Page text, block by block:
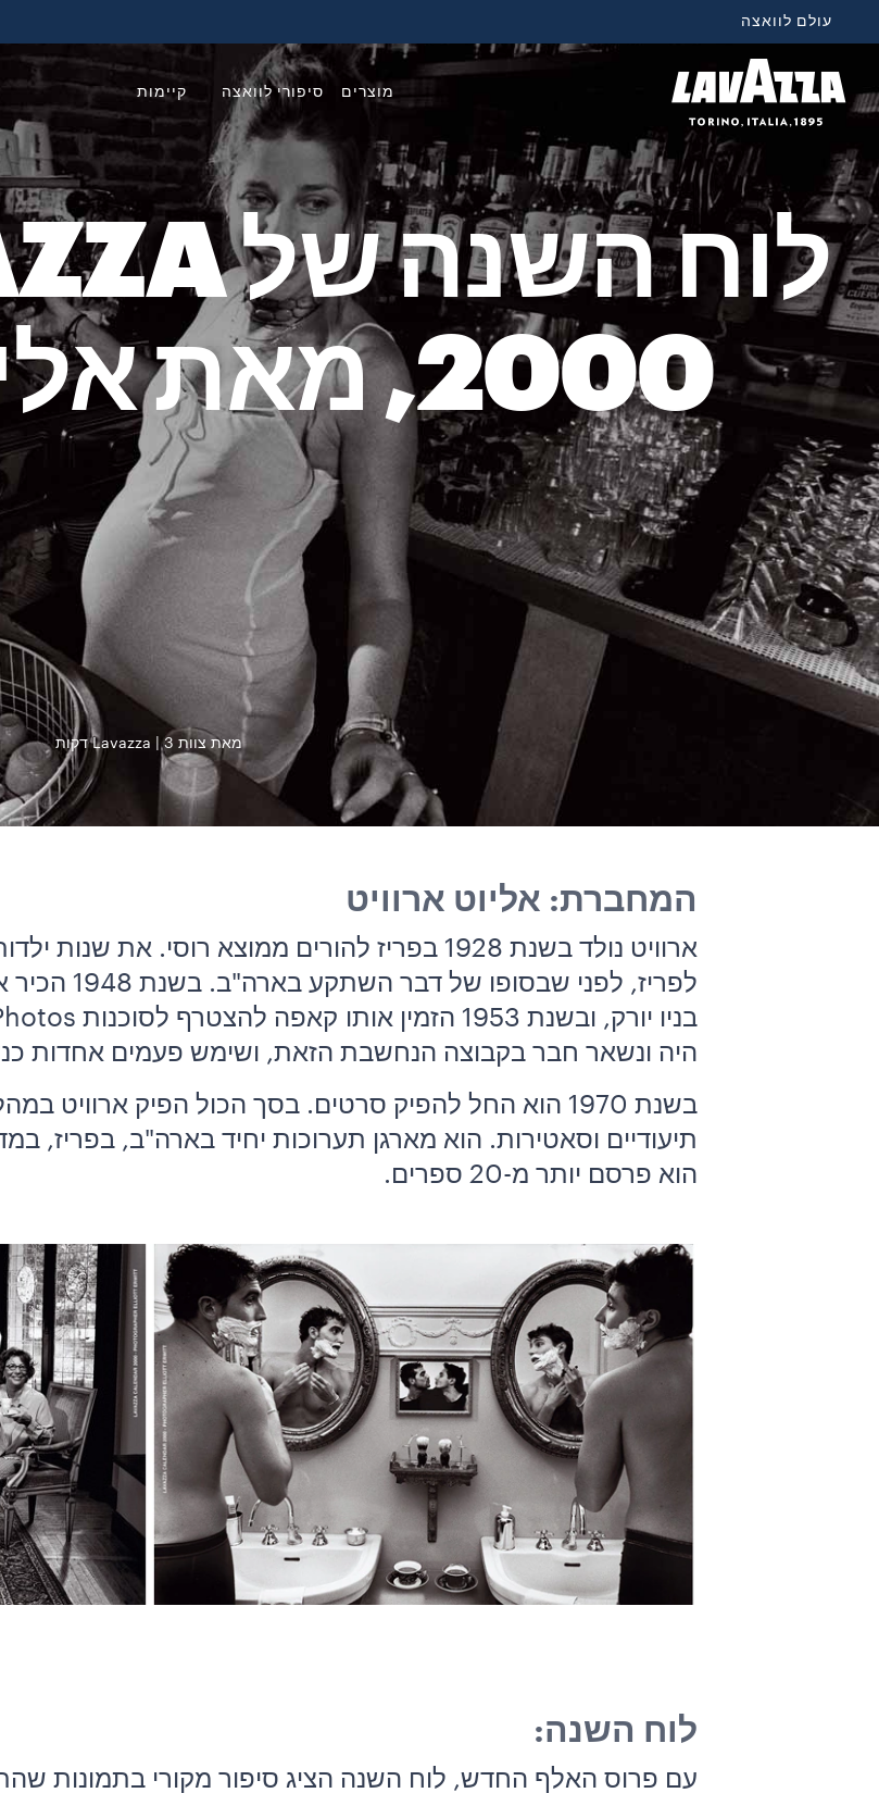
עולם לוואצה
מוצרים סיפורי לוואצה קיימות
2000, מאת אליוט ארוויט
מאת צוות Lavazza 3 דקות
המחברת: אליוט ארוויט
ארוויט נולד בשנת 1928 בפריז להורים ממוצא רוסי.
לפריז, לפני
היה ונשאר חבר בקבוצה הנחשבת הזאת, ושימש פעמים אחדות
תיעודיים וסאטירות. הוא מארגן תערוכות יחיד בארה"ב, בפריז,
הוא פרסם יותר מ-20 ספרים.
לוח השנה:
עם פרוס האלף החדש, לוח השנה הציג סיפור מקורי בתמונות